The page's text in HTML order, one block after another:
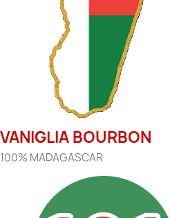
VANIGLIA BOURBON
100% MADAGASCAR